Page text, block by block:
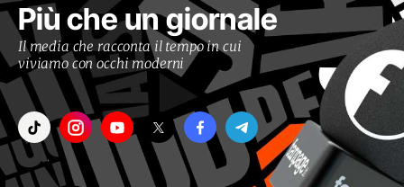
Più che un giornale
Il media che racconta il tempo in cui
viviamo con occhi moderni